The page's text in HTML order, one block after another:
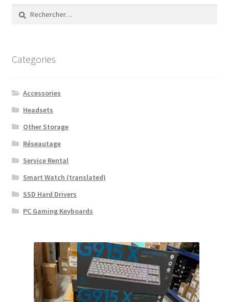
Rechercher :
Categories
Accessories
Headsets
Other Storage
Réseautage
Service Rental
Smart Watch (translated)
SSD Hard Drivers
PC Gaming Keyboards